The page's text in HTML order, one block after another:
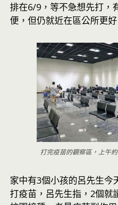
排在6/9，等不急想先打，
便，但仍就近在區公所更好
打完疫苗的觀察區，上午
家中有3個小孩的呂先生今
打疫苗，呂先生指，2個就